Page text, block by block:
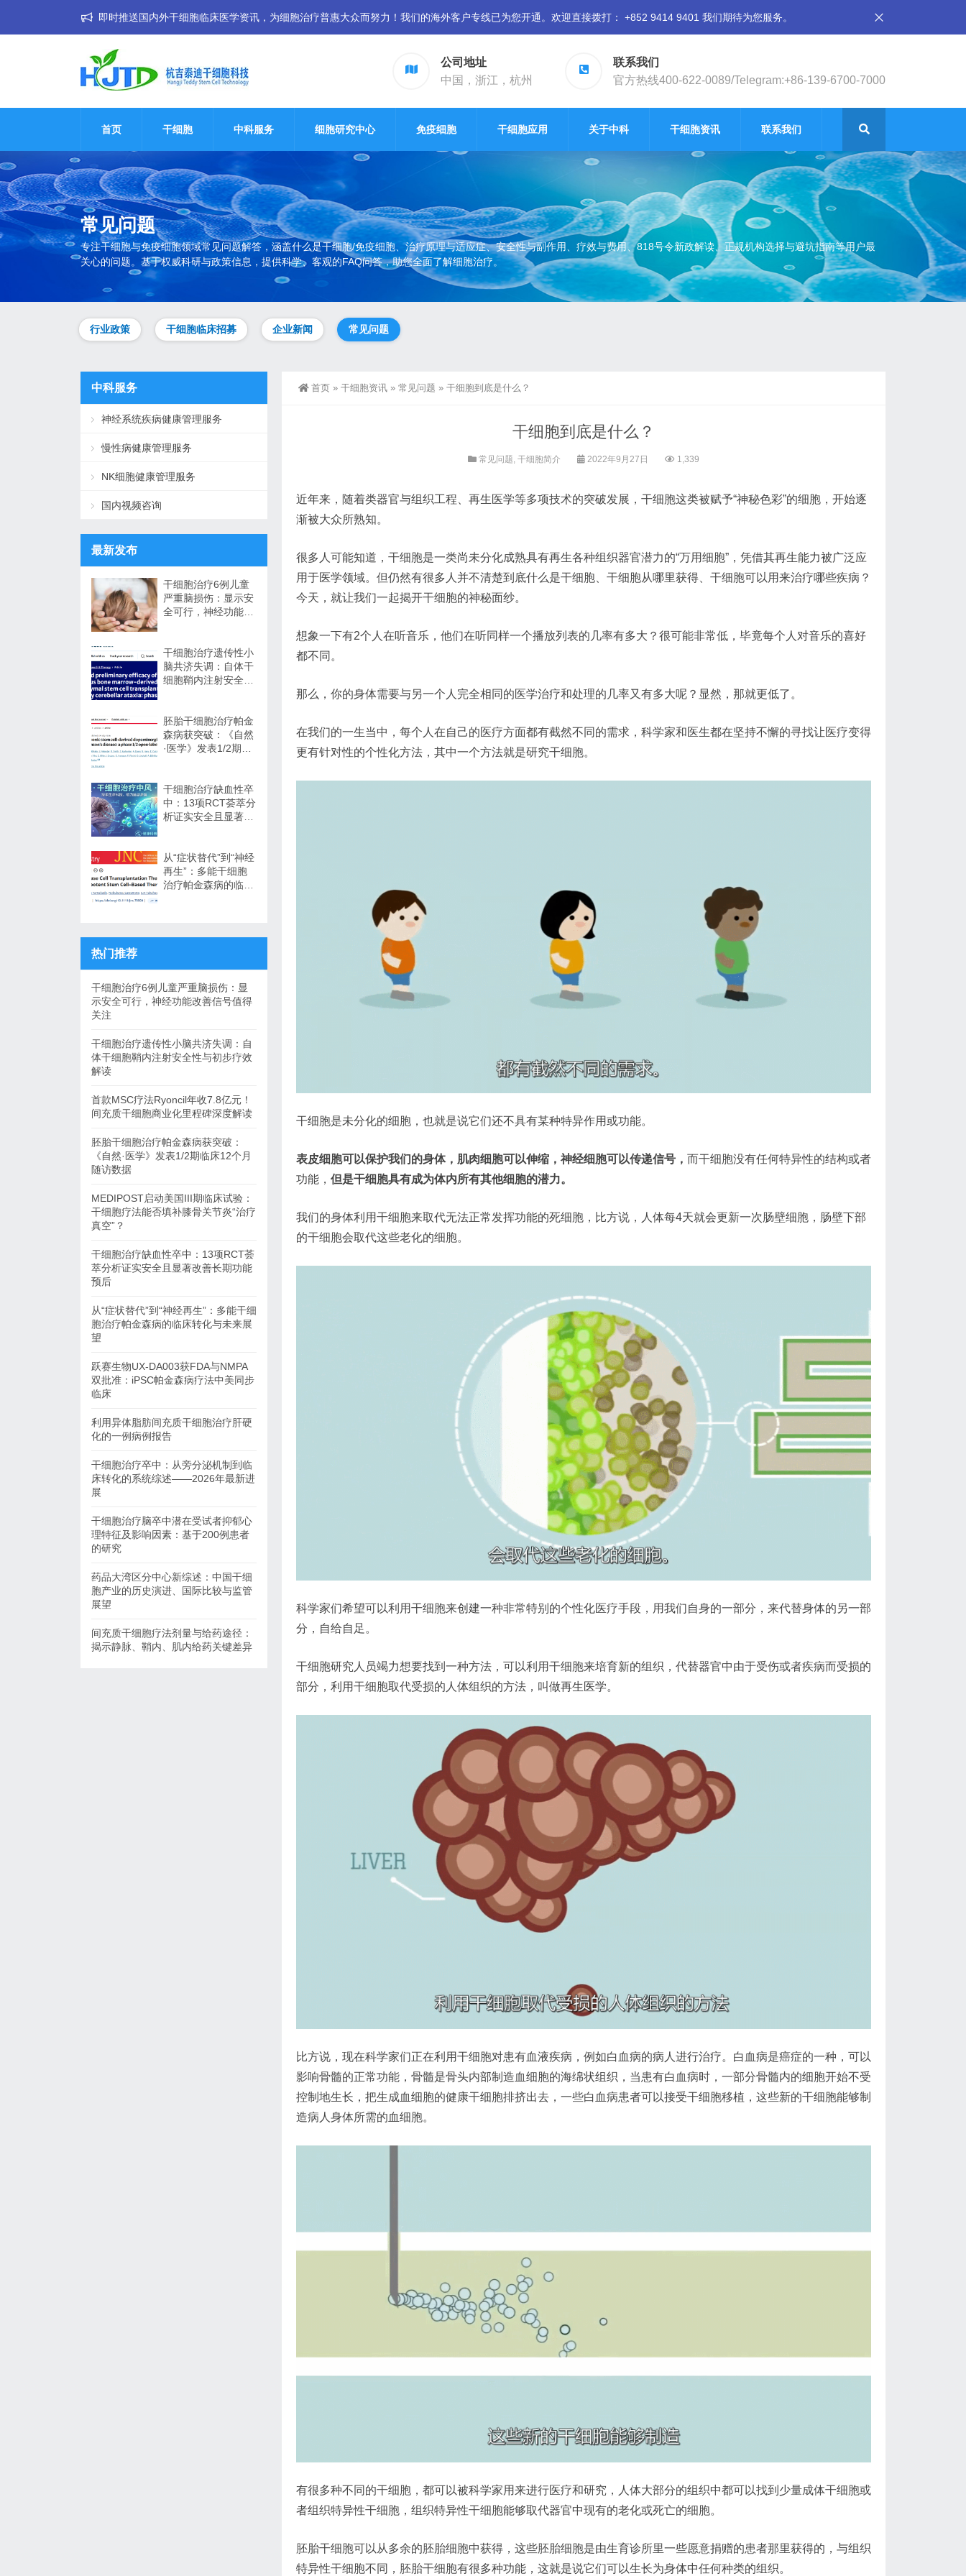
即时推送国内外干细胞临床医学资讯，为细胞治疗普惠大众而努力！我们的海外客户专线已为您开通。欢迎直接拨打： +852 9414 9401 我们期待为您服务。
公司地址
中国，浙江，杭州
联系我们
官方热线400-622-0089/Telegram:+86-139-6700-7000
首页 干细胞 中科服务 细胞研究中心 免疫细胞 干细胞应用 关于中科 干细胞资讯 联系我们
常见问题
专注干细胞与免疫细胞领域常见问题解答，涵盖什么是干细胞/免疫细胞、治疗原理与适应症、安全性与副作用、疗效与费用、818号令新政解读、正规机构选择与避坑指南等用户最
关心的问题。基于权威科研与政策信息，提供科学、客观的FAQ问答，助您全面了解细胞治疗。
行业政策 干细胞临床招募 企业新闻 常见问题
首页 » 干细胞资讯 » 常见问题 » 干细胞到底是什么？
干细胞到底是什么？
常见问题, 干细胞简介 2022年9月27日 1,339
近年来，随着类器官与组织工程、再生医学等多项技术的突破发展，干细胞这类被赋予“神秘色彩”的细胞，开始逐
渐被大众所熟知。
很多人可能知道，干细胞是一类尚未分化成熟具有再生各种组织器官潜力的“万用细胞”，凭借其再生能力被广泛应
用于医学领域。但仍然有很多人并不清楚到底什么是干细胞、干细胞从哪里获得、干细胞可以用来治疗哪些疾病？
今天，就让我们一起揭开干细胞的神秘面纱。
想象一下有2个人在听音乐，他们在听同样一个播放列表的几率有多大？很可能非常低，毕竟每个人对音乐的喜好
都不同。
那么，你的身体需要与另一个人完全相同的医学治疗和处理的几率又有多大呢？显然，那就更低了。
在我们的一生当中，每个人在自己的医疗方面都有截然不同的需求，科学家和医生都在坚持不懈的寻找让医疗变得
更有针对性的个性化方法，其中一个方法就是研究干细胞。
干细胞是未分化的细胞，也就是说它们还不具有某种特异作用或功能。
表皮细胞可以保护我们的身体，肌肉细胞可以伸缩，神经细胞可以传递信号， 而干细胞没有任何特异性的结构或者
功能， 但是干细胞具有成为体内所有其他细胞的潜力。
我们的身体利用干细胞来取代无法正常发挥功能的死细胞，比方说，人体每4天就会更新一次肠壁细胞，肠壁下部
的干细胞会取代这些老化的细胞。
科学家们希望可以利用干细胞来创建一种非常特别的个性化医疗手段，用我们自身的一部分，来代替身体的另一部
分，自给自足。
干细胞研究人员竭力想要找到一种方法，可以利用干细胞来培育新的组织，代替器官中由于受伤或者疾病而受损的
部分，利用干细胞取代受损的人体组织的方法，叫做再生医学。
比方说，现在科学家们正在利用干细胞对患有血液疾病，例如白血病的病人进行治疗。白血病是癌症的一种，可以
影响骨髓的正常功能，骨髓是骨头内部制造血细胞的海绵状组织，当患有白血病时，一部分骨髓内的细胞开始不受
控制地生长，把生成血细胞的健康干细胞排挤出去，一些白血病患者可以接受干细胞移植，这些新的干细胞能够制
造病人身体所需的血细胞。
有很多种不同的干细胞，都可以被科学家用来进行医疗和研究，人体大部分的组织中都可以找到少量成体干细胞或
者组织特异性干细胞，组织特异性干细胞能够取代器官中现有的老化或死亡的细胞。
胚胎干细胞可以从多余的胚胎细胞中获得，这些胚胎细胞是由生育诊所里一些愿意捐赠的患者那里获得的，与组织
特异性干细胞不同，胚胎干细胞有很多种功能，这就是说它们可以生长为身体中任何种类的组织。
中科服务
神经系统疾病健康管理服务
慢性病健康管理服务
NK细胞健康管理服务
国内视频咨询
最新发布
干细胞治疗6例儿童
严重脑损伤：显示安
全可行，神经功能改
干细胞治疗遗传性小
脑共济失调：自体干
细胞鞘内注射安全性
胚胎干细胞治疗帕金
森病获突破：《自然
·医学》发表1/2期临
干细胞治疗缺血性卒
中：13项RCT荟萃分
析证实安全且显著改
从“症状替代”到“神经
再生”：多能干细胞
治疗帕金森病的临床
热门推荐
干细胞治疗6例儿童严重脑损伤：显
示安全可行，神经功能改善信号值得
关注
干细胞治疗遗传性小脑共济失调：自
体干细胞鞘内注射安全性与初步疗效
解读
首款MSC疗法Ryoncil年收7.8亿元！
间充质干细胞商业化里程碑深度解读
胚胎干细胞治疗帕金森病获突破：
《自然·医学》发表1/2期临床12个月
随访数据
MEDIPOST启动美国III期临床试验：
干细胞疗法能否填补膝骨关节炎“治疗
真空”？
干细胞治疗缺血性卒中：13项RCT荟
萃分析证实安全且显著改善长期功能
预后
从“症状替代”到“神经再生”：多能干细
胞治疗帕金森病的临床转化与未来展
望
跃赛生物UX-DA003获FDA与NMPA
双批准：iPSC帕金森病疗法中美同步
临床
利用异体脂肪间充质干细胞治疗肝硬
化的一例病例报告
干细胞治疗卒中：从旁分泌机制到临
床转化的系统综述——2026年最新进
展
干细胞治疗脑卒中潜在受试者抑郁心
理特征及影响因素：基于200例患者
的研究
药品大湾区分中心新综述：中国干细
胞产业的历史演进、国际比较与监管
展望
间充质干细胞疗法剂量与给药途径：
揭示静脉、鞘内、肌内给药关键差异